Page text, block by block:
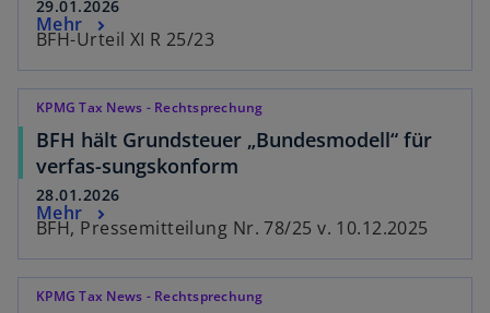
29.01.2026
BFH-Urteil XI R 25/23
Mehr
KPMG Tax News - Rechtsprechung
BFH hält Grundsteuer „Bundesmodell“ für
verfas-sungskonform
28.01.2026
BFH, Pressemitteilung Nr. 78/25 v. 10.12.2025
Mehr
KPMG Tax News - Rechtsprechung